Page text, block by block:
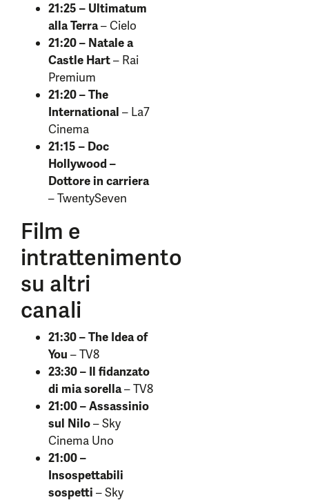
21:25 – Ultimatum
alla Terra– Cielo
21:20 – Natale a
Castle Hart– Rai
Premium
21:20 – The
International – La7
Cinema
21:15 – Doc
Hollywood –
Dottore in carriera
– TwentySeven
Film e
intrattenimento
su altri
canali
21:30 – The Idea of
You – TV8
23:30 – Il fidanzato
di mia sorella– TV8
21:00 – Assassinio
sul Nilo– Sky
Cinema Uno
21:00 –
Insospettabili
sospetti – Sky